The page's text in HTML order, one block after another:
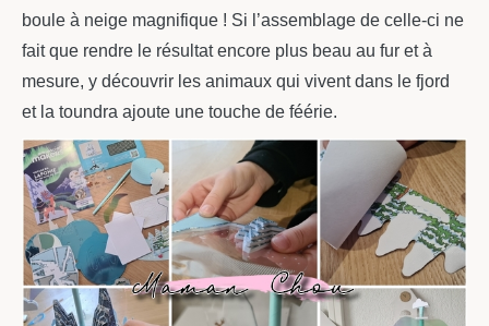
boule à neige magnifique ! Si l’assemblage de celle-ci ne
fait que rendre le résultat encore plus beau au fur et à
mesure, y découvrir les animaux qui vivent dans le fjord
et la toundra ajoute une touche de féérie.